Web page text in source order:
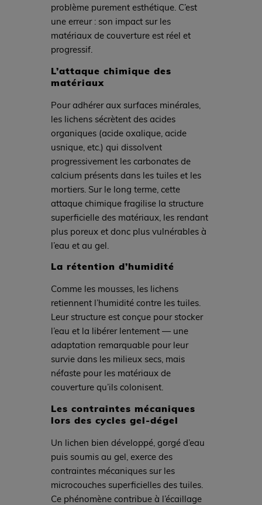
problème purement esthétique. C’est
une erreur : son impact sur les
matériaux de couverture est réel et
progressif.
L’attaque chimique des
matériaux
Pour adhérer aux surfaces minérales,
les lichens sécrètent des acides
organiques (acide oxalique, acide
usnique, etc.) qui dissolvent
progressivement les carbonates de
calcium présents dans les tuiles et les
mortiers. Sur le long terme, cette
attaque chimique fragilise la structure
superficielle des matériaux, les rendant
plus poreux et donc plus vulnérables à
l’eau et au gel.
La rétention d’humidité
Comme les mousses, les lichens
retiennent l’humidité contre les tuiles.
Leur structure est conçue pour stocker
l’eau et la libérer lentement — une
adaptation remarquable pour leur
survie dans les milieux secs, mais
néfaste pour les matériaux de
couverture qu’ils colonisent.
Les contraintes mécaniques
lors des cycles gel-dégel
Un lichen bien développé, gorgé d’eau
puis soumis au gel, exerce des
contraintes mécaniques sur les
microcouches superficielles des tuiles.
Ce phénomène contribue à l’écaillage